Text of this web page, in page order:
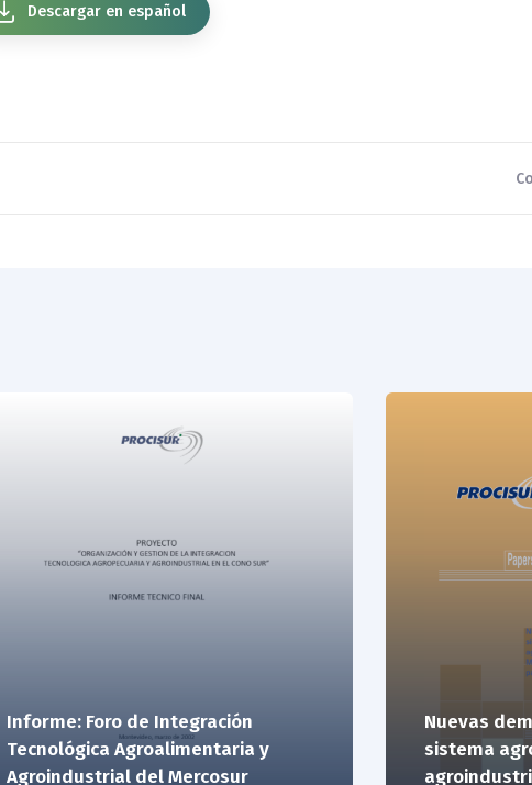
Descargar en español
Informe: Foro de Integración
Tecnológica Agroalimentaria y
Agroindustrial del Mercosur
Nuevas
sistema